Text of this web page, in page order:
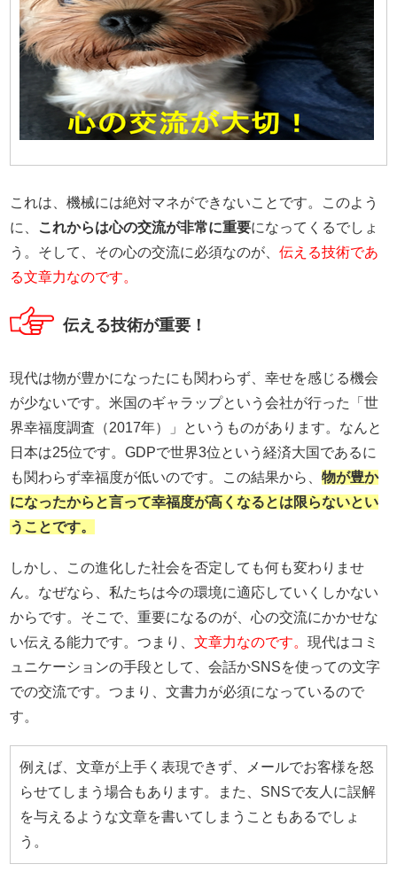
これは、機械には絶対マネができないことです。このよう
に、
これからは心の交流が非常に重要になってくるでしょ
う。そして、その心の交流に必須なのが、伝える技術であ
る文章力なのです。
伝える技術が重要！
現代は物が豊かになったにも関わらず、幸せを感じる機会
が少ないです。米国のギャラップという会社が行った「世
界幸福度調査（2017年）」というものがあります。なんと
日本は25位です。GDPで世界3位という経済大国であるに
も関わらず幸福度が低いのです。この結果から、物が豊か
になったからと言って幸福度が高くなるとは限らないとい
うことです。
しかし、この進化した社会を否定しても何も変わりませ
ん。なぜなら、私たちは今の環境に適応していくしかない
からです。そこで、重要になるのが、心の交流にかかせな
い伝える能力です。つまり、文章力なのです。現代はコミ
ュニケーションの手段として、会話かSNSを使っての文字
での交流です。つまり、文書力が必須になっているので
す。
例えば、文章が上手く表現できず、メールでお客様を怒
らせてしまう場合もあります。また、SNSで友人に誤解
を与えるような文章を書いてしまうこともあるでしょ
う。